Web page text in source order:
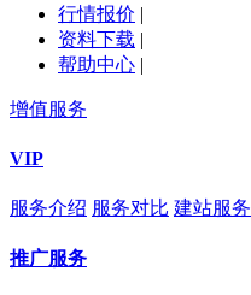
行情报价 |
资料下载 |
帮助中心 |
增值服务
VIP
服务介绍 服务对比 建站服务
推广服务